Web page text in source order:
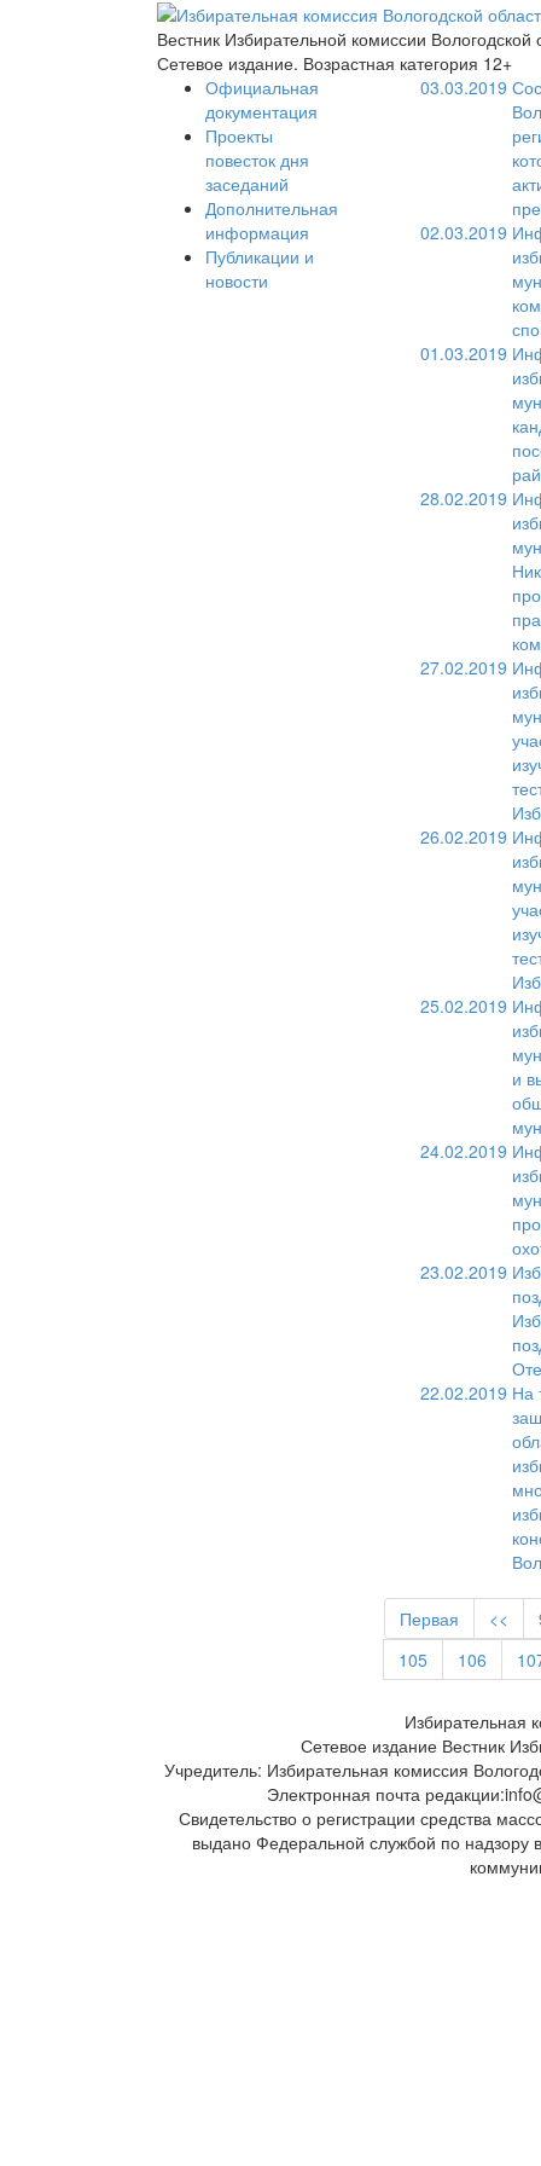
Вестник Избирательной комиссии Вологодской
Сетевое издание. Возрастная категория 12+
Официальная
документация
Проекты
повесток дня
заседаний
Дополнительная
информация
Публикации и
новости
03.03.2019
02.03.2019
01.03.2019
28.02.2019
27.02.2019
26.02.2019
25.02.2019
и
24.02.2019
23.02.2019
22.02.2019 На
Первая <<
105
106
Избирательная
Сетевое издание Вестник
Учредитель: Избирательная комиссия
Электронная почта
Свидетельство о регистрации средства
выдано Федеральной службой по